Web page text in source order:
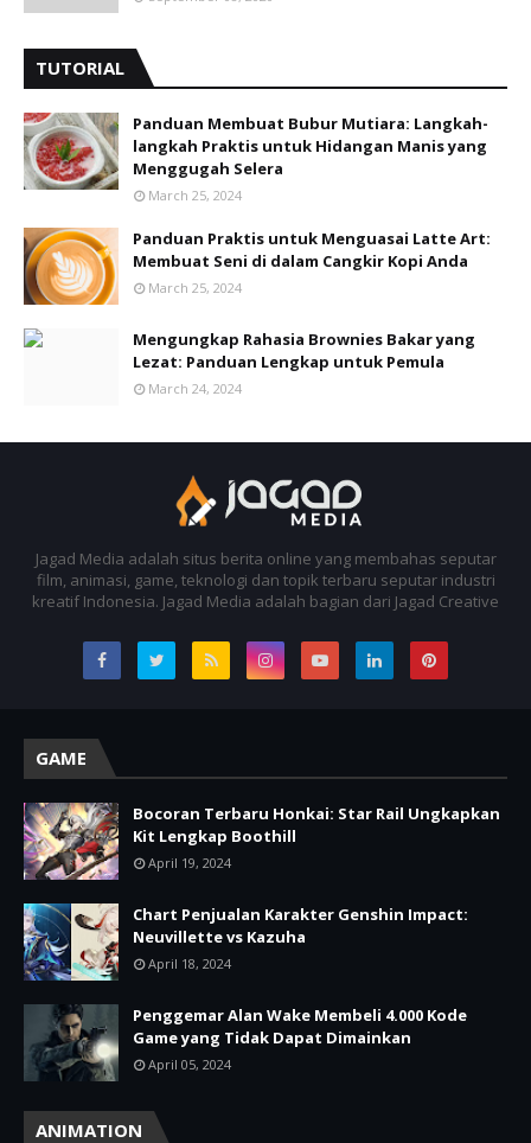
TUTORIAL
Panduan Membuat Bubur Mutiara: Langkah-
langkah Praktis untuk Hidangan Manis yang
Menggugah Selera
March 25, 2024
Panduan Praktis untuk Menguasai Latte Art:
Membuat Seni di dalam Cangkir Kopi Anda
March 25, 2024
Mengungkap Rahasia Brownies Bakar yang
Lezat: Panduan Lengkap untuk Pemula
March 24, 2024
Jagad Media adalah situs berita online yang membahas seputar
film, animasi, game, teknologi dan topik terbaru seputar industri
kreatif Indonesia. Jagad Media adalah bagian dari Jagad Creative
GAME
Bocoran Terbaru Honkai: Star Rail Ungkapkan
Kit Lengkap Boothill
April 19, 2024
Chart Penjualan Karakter Genshin Impact:
Neuvillette vs Kazuha
April 18, 2024
Penggemar Alan Wake Membeli 4.000 Kode
Game yang Tidak Dapat Dimainkan
April 05, 2024
ANIMATION